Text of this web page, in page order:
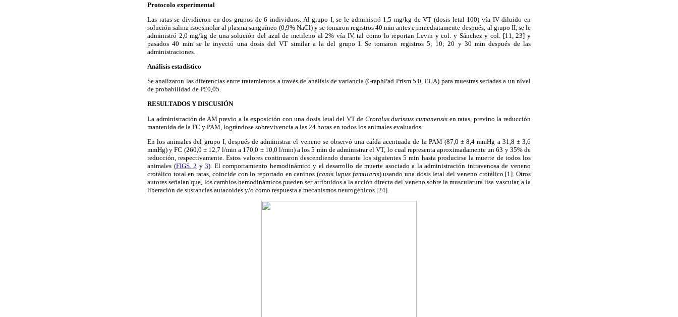
Protocolo experimental
Las ratas se dividieron en dos grupos de 6 individuos. Al grupo I, se le administró 1,5 mg/kg de VT (dosis letal 100) vía IV diluido en
solución salina isoosmolar al plasma sanguíneo (0,9% NaCl) y se tomaron registros 40 min antes e inmediatamente después; al grupo II, se le
administró 2,0 mg/kg de una solución del azul de metileno al 2% vía IV, tal como lo reportan Levin y col. y Sánchez y col. [11, 23] y
pasados 40 min se le inyectó una dosis del VT similar a la del grupo I. Se tomaron registros 5; 10; 20 y 30 min después de las
administraciones.
Análisis estadístico
Se analizaron las diferencias entre tratamientos a través de análisis de variancia (GraphPad Prism 5.0, EUA) para muestras seriadas a un nivel
de probabilidad de P£0,05.
RESULTADOS Y DISCUSIÓN
La administración de AM previo a la exposición con una dosis letal del VT de Crotalus durissus cumanensis en ratas, previno la reducción
mantenida de la FC y PAM, lográndose sobrevivencia a las 24 horas en todos los animales evaluados.
En los animales del grupo I, después de administrar el veneno se observó una caída acentuada de la PAM (87,0 ± 8,4 mmHg a 31,8 ± 3,6
mmHg) y FC (260,0 ± 12,7 l/min a 170,0 ± 10,0 l/min) a los 5 min de administrar el VT, lo cual representa aproximadamente un 63 y 35% de
reducción, respectivamente. Estos valores continuaron descendiendo durante los siguientes 5 min hasta producirse la muerte de todos los
animales (FIGS. 2 y3). El comportamiento hemodinámico y el desarrollo de muerte asociado a la administración intravenosa de veneno
crotálico total en ratas, coincide con lo reportado en caninos (canis lupus familiaris) usando una dosis letal del veneno crotálico [1]. Otros
autores señalan que, los cambios hemodinámicos pueden ser atribuidos a la acción directa del veneno sobre la musculatura lisa vascular, a la
liberación de sustancias autacoides y/o como respuesta a mecanismos neurogénicos [24].